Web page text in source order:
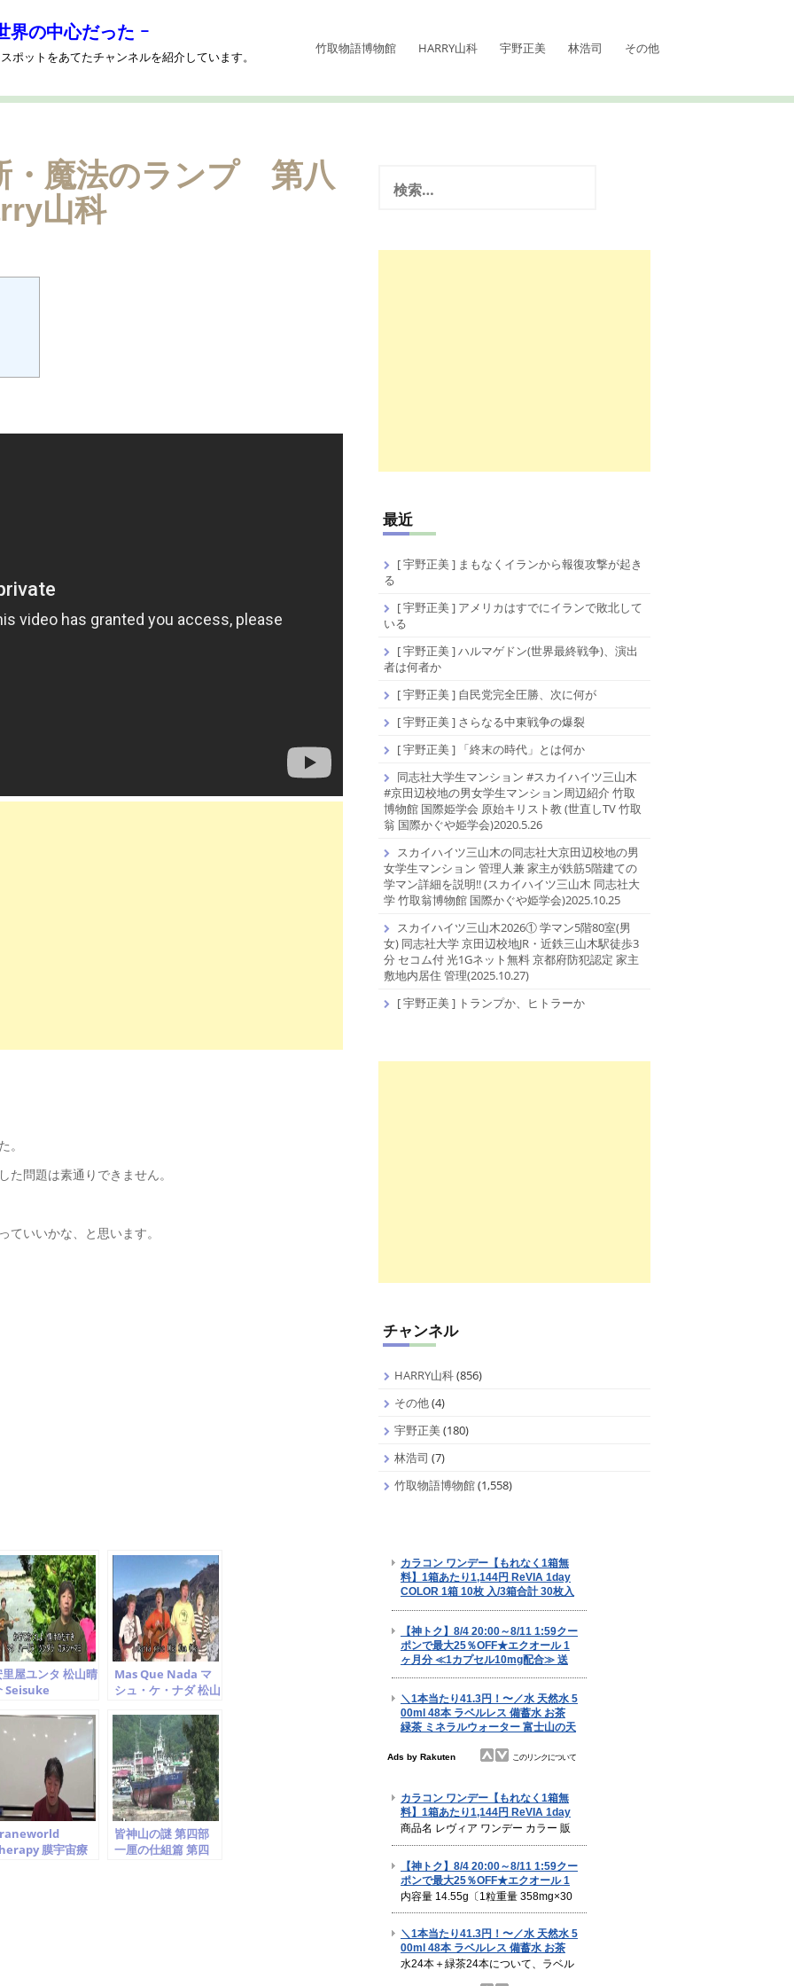
界の中心だった ｰ
ポットをあてたチャンネルを紹介しています。
竹取物語博物館 HARRY山科 宇野正美 林浩司 その他
魔法のランプ 第八
山科
問題は素通りできません。
いいかな、と思います。
里屋ユンタ 松山晴
Seisuke
Mas Que Nada マ
シュ・ケ・ナダ 松山
Cover Seisuke
Matsuyama
膜宇宙療
皆神山の謎 第四部
一厘の仕組篇 第四
最近
[ 宇野正美 ] まもなくイランから報復攻撃が起き
る
[ 宇野正美 ] アメリカはすでにイランで敗北して
いる
[ 宇野正美 ] ハルマゲドン(世界最終戦争)、演出
者は何者か
[ 宇野正美 ] 自民党完全圧勝、次に何が
[ 宇野正美 ] さらなる中東戦争の爆裂
[ 宇野正美 ] 「終末の時代」とは何か
同志社大学生マンション #スカイハイツ三山木
#京田辺校地の男女学生マンション周辺紹介 竹取
博物館 国際姫学会 原始キリスト教 (世直しTV 竹取
翁 国際かぐや姫学会)2020.5.26
スカイハイツ三山木の同志社大京田辺校地の男
女学生マンション 管理人兼 家主が鉄筋5階建ての
学マン詳細を説明!! (スカイハイツ三山木 同志社大
学 竹取翁博物館 国際かぐや姫学会)2025.10.25
スカイハイツ三山木2026① 学マン5階80室(男
女) 同志社大学 京田辺校地JR・近鉄三山木駅徒歩3
分 セコム付 光1Gネット無料 京都府防犯認定 家主
敷地内居住 管理(2025.10.27)
[ 宇野正美 ] トランプか、ヒトラーか
チャンネル
HARRY山科(856)
その他(4)
宇野正美(180)
林浩司 (7)
竹取物語博物館(1,558)